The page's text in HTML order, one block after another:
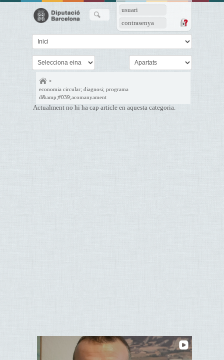
usuari
contrasenya
economia circular; diagnosi; programa
d&amp;#039;acomanyament
Actualment no hi ha cap article en aquesta categoria.